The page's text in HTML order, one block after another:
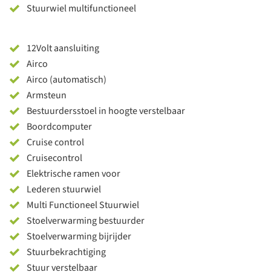
Stuurwiel multifunctioneel
12Volt aansluiting
Airco
Airco (automatisch)
Armsteun
Bestuurdersstoel in hoogte verstelbaar
Boordcomputer
Cruise control
Cruisecontrol
Elektrische ramen voor
Lederen stuurwiel
Multi Functioneel Stuurwiel
Stoelverwarming bestuurder
Stoelverwarming bijrijder
Stuurbekrachtiging
Stuur verstelbaar